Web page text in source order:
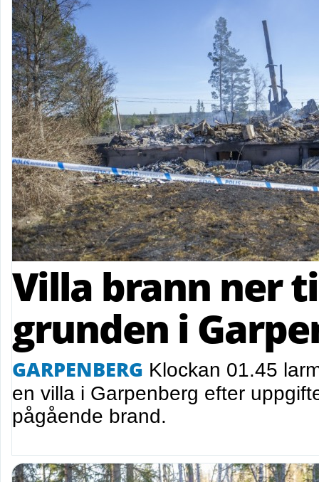
Villa brann ner
grunden i
GARPENBERG Klockan 01.45
en villa i Garpenberg efter
pågående brand.